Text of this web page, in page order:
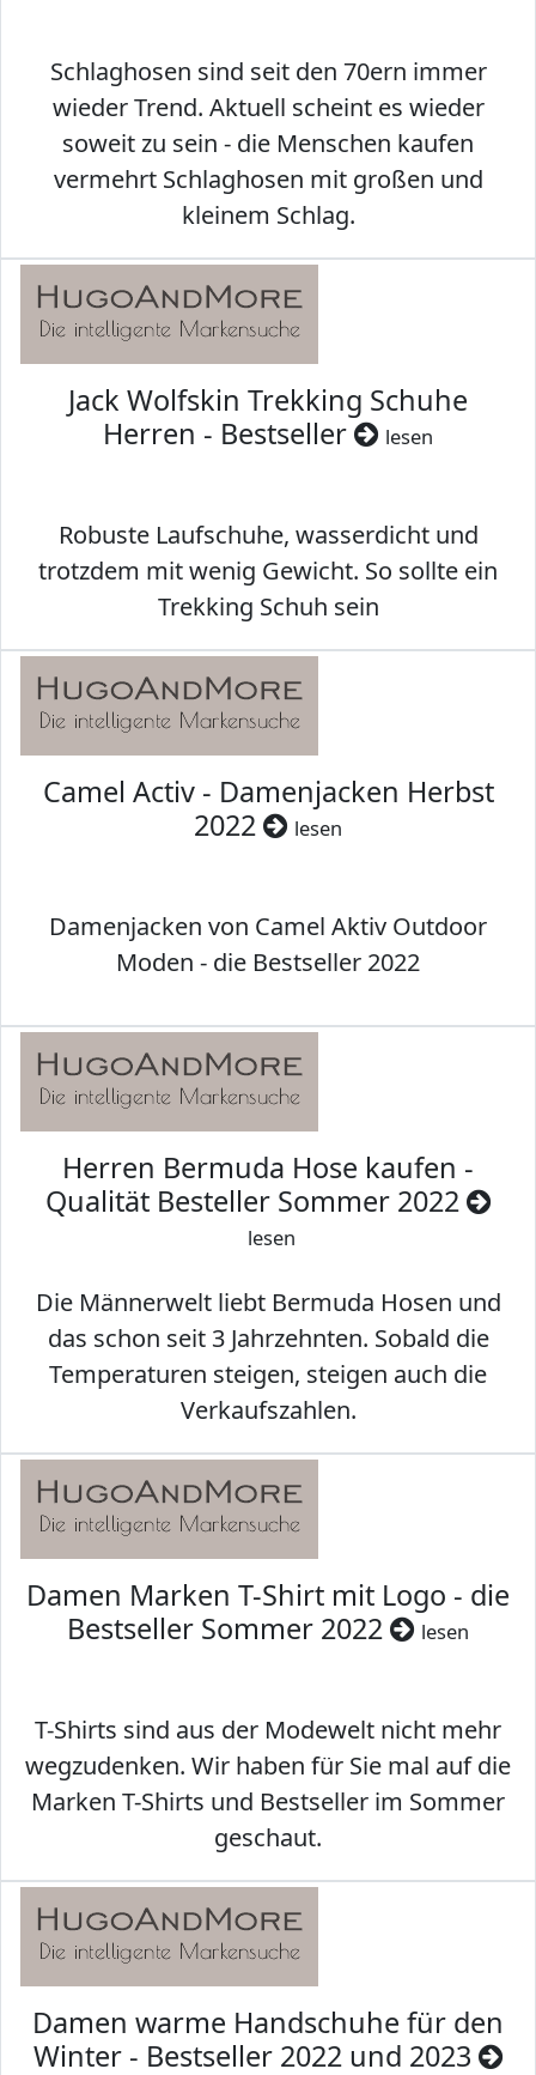
Schlaghosen sind seit den 70ern immer
wieder Trend. Aktuell scheint es wieder
soweit zu sein - die Menschen kaufen
vermehrt Schlaghosen mit großen und
kleinem Schlag.
Jack Wolfskin Trekking Schuhe
Herren - Bestseller
lesen
Robuste Laufschuhe, wasserdicht und
trotzdem mit wenig Gewicht. So sollte ein
Trekking Schuh sein
Camel Activ - Damenjacken Herbst
2022
lesen
Damenjacken von Camel Aktiv Outdoor
Moden - die Bestseller 2022
Herren Bermuda Hose kaufen -
Qualität Besteller Sommer 2022
lesen
Die Männerwelt liebt Bermuda Hosen und
das schon seit 3 Jahrzehnten. Sobald die
Temperaturen steigen, steigen auch die
Verkaufszahlen.
Damen Marken T-Shirt mit Logo - die
Bestseller Sommer 2022
lesen
T-Shirts sind aus der Modewelt nicht mehr
wegzudenken. Wir haben für Sie mal auf die
Marken T-Shirts und Bestseller im Sommer
geschaut.
Damen warme Handschuhe für den
Winter - Bestseller 2022 und 2023